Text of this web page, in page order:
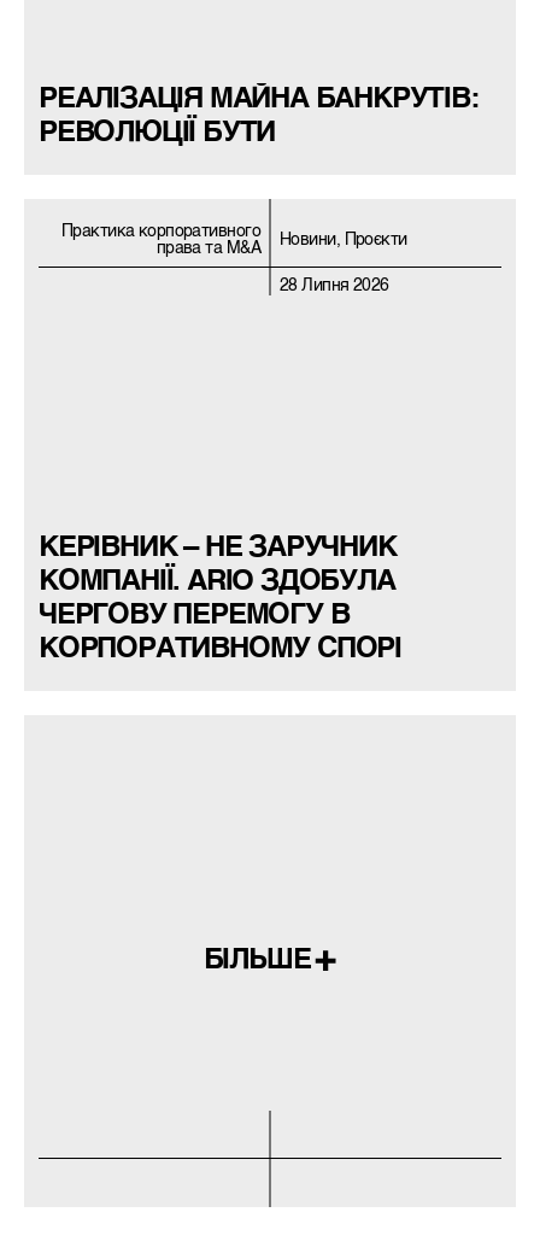
РЕАЛІЗАЦІЯ МАЙНА БАНКРУТІВ:
РЕВОЛЮЦІЇ БУТИ
Практика корпоративного
права та M&A
Новини, Проєкти
28 Липня 2026
КЕРІВНИК – НЕ ЗАРУЧНИК
КОМПАНІЇ. ARIO ЗДОБУЛА
ЧЕРГОВУ ПЕРЕМОГУ В
КОРПОРАТИВНОМУ СПОРІ
БІЛЬШЕ